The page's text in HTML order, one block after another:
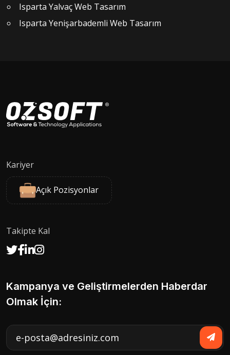
Isparta Yalvaç Web Tasarım
Isparta Yenişarbademli Web Tasarım
Kariyer
Açık Pozisyonlar
Takipte Kal
Kampanya ve Geliştirmelerden Haberdar
Olmak İçin: